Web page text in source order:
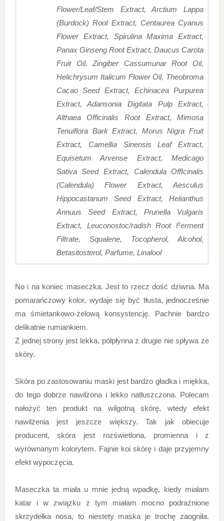
Flower/Leaf/Stem Extract, Arctium Lappa
(Burdock) Root Extract, Centaurea Cyanus
Flower Extract, Spirulina Maxima Extract,
Panax Ginseng Root Extract, Daucus Carota
Fruit Oil, Zingiber Cassumunar Root Oil,
Helichrysum Italicum Flower Oil, Theobroma
Cacao Seed Extract, Echinacea Purpurea
Extract, Adansonia Digitata Pulp Extract,
Althaea Officinalis Root Extract, Mimosa
Tenuiflora Bark Extract, Morus Nigra Fruit
Extract, Camellia Sinensis Leaf Extract,
Equisetum Arvense Extract, Medicago
Sativa Seed Extract, Calendula OffIcinalis
(Calendula) Flower Extract, Aesculus
Hippocastanum Seed Extract, Helianthus
Annuus Seed Extract, Prunella Vulgaris
Extract, Leuconostoc/radish Root Ferment
Filtrate, Squalene, Tocopherol, Alcohol,
Betasitosterol, Parfume, Linalool
No i na koniec maseczka. Jest to rzecz dość dziwna. Ma
pomarańczowy kolor, wydaje się być tłusta, jednocześnie
ma śmietankowo-żelową konsystencję. Pachnie bardzo
delikatnie rumiankiem.
Z jednej strony jest lekka, półpłynna z drugie nie spływa ze
skóry.
Skóra po zastosowaniu maski jest bardzo gładka i miękka,
do tego dobrze nawilżona i lekko natłuszczona. Polecam
nałożyć ten produkt na wilgotną skórę, wtedy efekt
nawilżenia jest jeszcze większy. Tak jak obiecuje
producent, skóra jest rozświetlona, promienna i z
wyrównanym kolorytem. Fajnie koi skórę i daje przyjemny
efekt wypoczęcia.
Maseczka ta miała u mnie jedną wpadkę, kiedy miałam
katar i w związku z tym miałam mocno podrażnione
skrzydełka nosa, to niestety maska je trochę zaogniła.